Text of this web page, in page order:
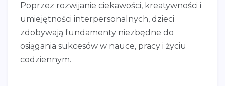
Poprzez rozwijanie ciekawości, kreatywności i
umiejętności interpersonalnych, dzieci
zdobywają fundamenty niezbędne do
osiągania sukcesów w nauce, pracy i życiu
codziennym.